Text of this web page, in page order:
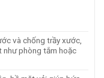
và chống trầy xước,
phòng tắm hoặc